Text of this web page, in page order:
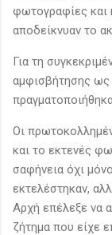
φωτογραφίες και
αποδείκνυαν το
Για τη
αμφισβήτησης ως
Οι
και το εκτενές
σαφήνεια όχι
εκτελέστηκαν,
Αρχή επέλεξε να
ζήτημα που είχε